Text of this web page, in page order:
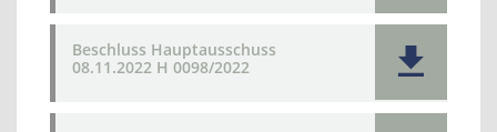
Beschluss Hauptausschuss
08.11.2022 H 0098/2022